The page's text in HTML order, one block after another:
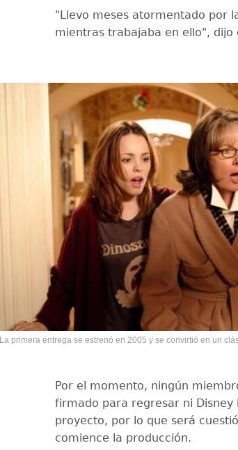
"Llevo meses atormentado por
mientras trabajaba en ello", dijo
La primera entrega se estrenó en 2005 y se convirtió en un
Por el momento, ningún
firmado para regresar ni Disney
proyecto, por lo que será
comience la producción.